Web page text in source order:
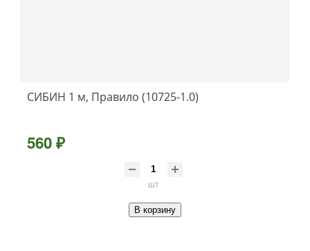
СИБИН 1 м, Правило (10725-1.0)
560 ₽
шт
В корзину